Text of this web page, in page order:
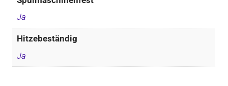
Ja
Hitzebeständig
Ja